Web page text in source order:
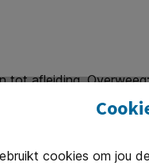
tot afleiding. Overweeg:
cookies om jou